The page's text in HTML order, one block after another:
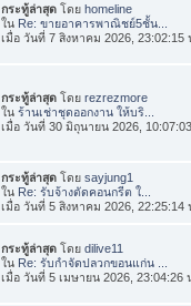
กระทู้ล่าสุด โดยhomeline
ใน Re: ขายอาคารพาณิชย์5ชั้น...
เมื่อ วันที่ 7 สิงหาคม 2026, 23:02:15
กระทู้ล่าสุด โดยrezrezmore
ในร้านเช่าชุดออกงาน ให้บริ...
เมื่อ วันที่ 30 มิถุนายน 2026,
กระทู้ล่าสุด โดยsayjung1
ใน Re: รับจ้างตัดคอนกรีต ใ...
เมื่อ วันที่ 5 สิงหาคม 2026, 22:25:14
กระทู้ล่าสุด โดยdilive11
ใน Re: รับกำจัดปลวกขอนแก่น ...
เมื่อ วันที่ 5 เมษายน 2026, 23:04:26